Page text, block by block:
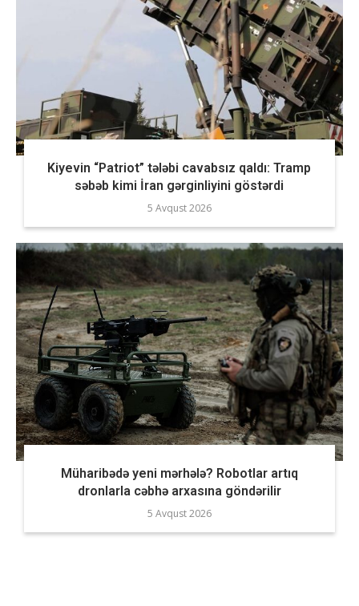
Kiyevin “Patriot” tələbi cavabsız qaldı: Tramp
səbəb kimi İran gərginliyini göstərdi
5 Avqust 2026
Müharibədə yeni mərhələ? Robotlar artıq
dronlarla cəbhə arxasına göndərilir
5 Avqust 2026